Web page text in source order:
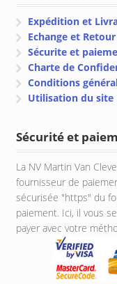
Expédition et
Echange et Retour
Sécurite et
Charte de
Conditions
Utilisation du site
Sécurité et
La NV Martin Van
fournisseur de
sécurisée "https" du
paiement. Ici, il vous
payer avec votre